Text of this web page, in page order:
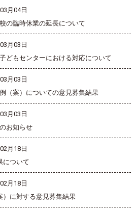
月04日
の臨時休業の延長について
月03日
どもセンターにおける対応について
月03日
（案）についての意見募集結果
月03日
お知らせ
月18日
について
月18日
）に対する意見募集結果